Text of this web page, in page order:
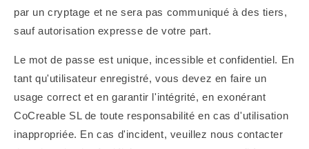
par un cryptage et ne sera pas communiqué à des tiers,
sauf autorisation expresse de votre part.
Le mot de passe est unique, incessible et confidentiel. En
tant qu'utilisateur enregistré, vous devez en faire un
usage correct et en garantir l'intégrité, en exonérant
CoCreable SL de toute responsabilité en cas d'utilisation
inappropriée. En cas d'incident, veuillez nous contacter